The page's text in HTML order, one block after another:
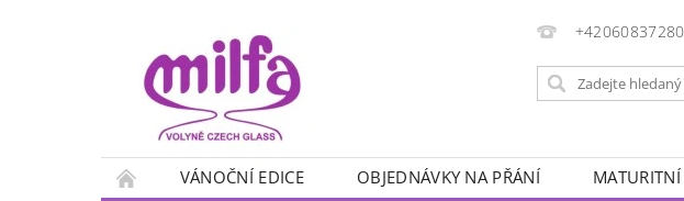
VÁNOČNÍ EDICE OBJEDNÁVKY NA PŘÁNÍ MATURITNÍ